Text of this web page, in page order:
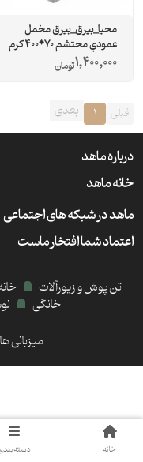
محيا_بيرق_بيرق مخمل
عمودي محتشم 70*400 كرم
1,400,000تومان
قبلی 1 بعدی
درباره ماهد
خانه ماهد
ماهد در شبکه های اجتماعی
اعتماد شما افتخار ماست
تن پوش و زیورآلات
خانگی
خانه